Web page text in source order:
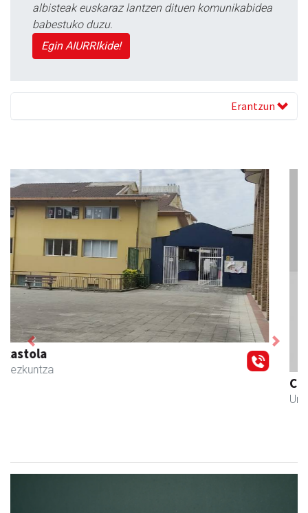
albisteak euskaraz lantzen dituen komunikabidea
babestuko duzu.
Egin AIURRIkide!
Erantzun
Previous Next